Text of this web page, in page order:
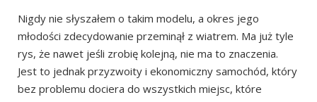
Nigdy nie słyszałem o takim modelu, a okres jego
młodości zdecydowanie przeminął z wiatrem. Ma już tyle
rys, że nawet jeśli zrobię kolejną, nie ma to znaczenia.
Jest to jednak przyzwoity i ekonomiczny samochód, który
bez problemu dociera do wszystkich miejsc, które